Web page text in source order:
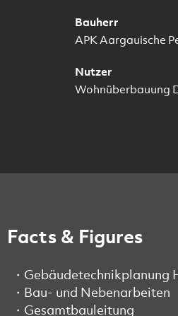
Bauherr
APK Aargauische
Nutzer
Wohnüberbauung
Facts & Figures
Gebäudetechnikplanung
Bau- und Nebenarbeiten
Gesamtbauleitung